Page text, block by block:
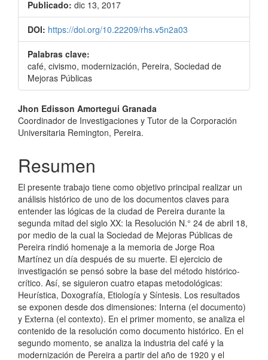
Publicado: dic 13, 2017
DOI: https://doi.org/10.22209/rhs.v5n2a03
Palabras clave:
café, civismo, modernización, Pereira, Sociedad de
Mejoras Públicas
Contenido
principal
artículo
Jhon Edisson Amortegui Granada
Coordinador de Investigaciones y Tutor de la Corporación
Universitaria Remington, Pereira.
Resumen
El presente trabajo tiene como objetivo principal realizar un
análisis histórico de uno de los documentos claves para
entender las lógicas de la ciudad de Pereira durante la
segunda mitad del siglo XX: la Resolución N.° 24 de abril 18,
por medio de la cual la Sociedad de Mejoras Públicas de
Pereira rindió homenaje a la memoria de Jorge Roa
Martínez un día después de su muerte. El ejercicio de
investigación se pensó sobre la base del método histórico-
crítico. Así, se siguieron cuatro etapas metodológicas:
Heurística, Doxografía, Etiología y Síntesis. Los resultados
se exponen desde dos dimensiones: Interna (el documento)
y Externa (el contexto). En el primer momento, se analiza el
contenido de la resolución como documento histórico. En el
segundo momento, se analiza la industria del café y la
modernización de Pereira a partir del año de 1920 y el